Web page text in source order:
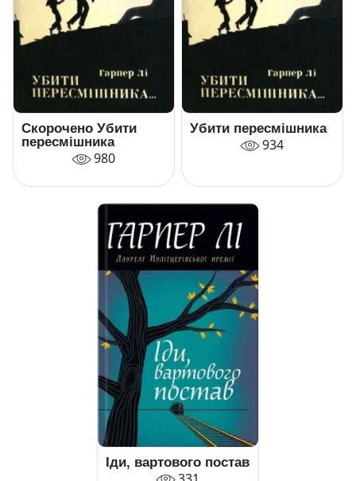
Скорочено Убити
пересмішника
980
Убити пересмішника
934
Іди, вартового постав